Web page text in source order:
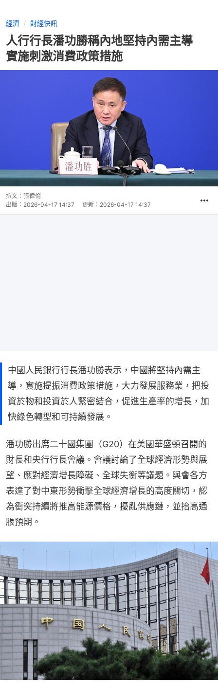
經濟 財經快訊
人行行長潘功勝稱內地堅持內需主導
實施刺激消費政策措施
撰文： 張偉倫
出版： 2026-04-17 14:37 更新： 2026-04-17 14:37
中國人民銀行行長潘功勝表示，中國將堅持內需主
導，實施提振消費政策措施，大力發展服務業，把投
資於物和投資於人緊密結合，促進生產率的增長，加
快綠色轉型和可持續發展。
潘功勝出席二十國集團（G20）在美國華盛頓召開的
財長和央行行長會議。會議討論了全球經濟形勢與展
望、應對經濟增長障礙、全球失衡等議題。與會各方
表達了對中東形勢衝擊全球經濟增長的高度關切，認
為衝突持續將推高能源價格，擾亂供應鏈，並抬高通
脹預期。